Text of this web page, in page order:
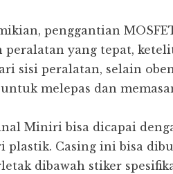
penggantian
yang tepat,
sisi peralatan, selain
melepas dan
Miniri bisa dicapai
plastik. Casing ini bisa
dibawah stiker